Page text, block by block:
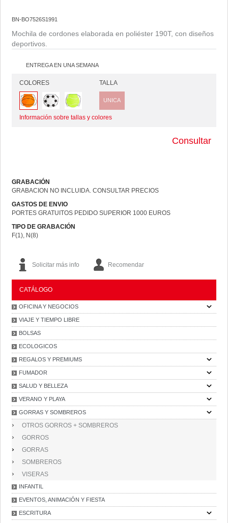
BN-BO7526S1991
Mochila de cordones elaborada en poliéster 190T, con diseños
deportivos.
ENTREGA EN UNA SEMANA
COLORES TALLA
UNICA
Información sobre tallas y colores
Consultar
GRABACIÓN
GRABACION NO INCLUIDA. CONSULTAR PRECIOS
GASTOS DE ENVIO
PORTES GRATUITOS PEDIDO SUPERIOR 1000 EUROS
TIPO DE GRABACIÓN
F(1), N(8)
Solicitar más info Recomendar
CATÁLOGO
OFICINA Y NEGOCIOS
VIAJE Y TIEMPO LIBRE
BOLSAS
ECOLOGICOS
REGALOS Y PREMIUMS
FUMADOR
SALUD Y BELLEZA
VERANO Y PLAYA
GORRAS Y SOMBREROS
OTROS GORROS + SOMBREROS
GORROS
GORRAS
SOMBREROS
VISERAS
INFANTIL
EVENTOS, ANIMACIÓN Y FIESTA
ESCRITURA